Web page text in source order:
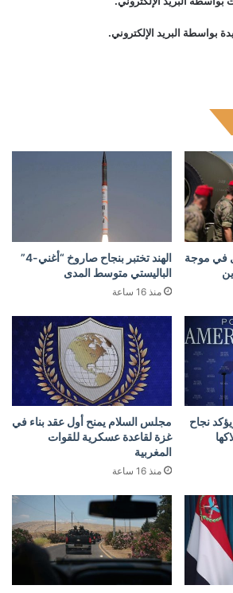
بواسطة البريد الإلكتروني.
نحو 100 قتيل في موجة
الهند تختبر بنجاح صاروخ “أغني-4”
الباليستي متوسط المدى
منذ 16 ساعة
نجاح
مجلس السلام يمنح أول عقد بناء في
غزة لقاعدة عسكرية للقوات
المغربية
منذ 16 ساعة